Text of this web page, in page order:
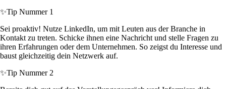
✨Tip Nummer 1
Sei proaktiv! Nutze LinkedIn, um mit Leuten aus der Branche in
Kontakt zu treten. Schicke ihnen eine Nachricht und stelle Fragen zu
ihren Erfahrungen oder dem Unternehmen. So zeigst du Interesse und
baust gleichzeitig dein Netzwerk auf.
✨Tip Nummer 2